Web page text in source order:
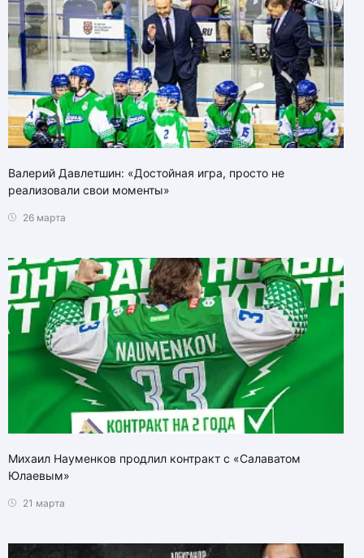
Валерий Давлетшин: «Достойная игра, просто не
реализовали свои моменты»
26 марта
Михаил Науменков продлил контракт с «Салаватом
Юлаевым»
21 марта